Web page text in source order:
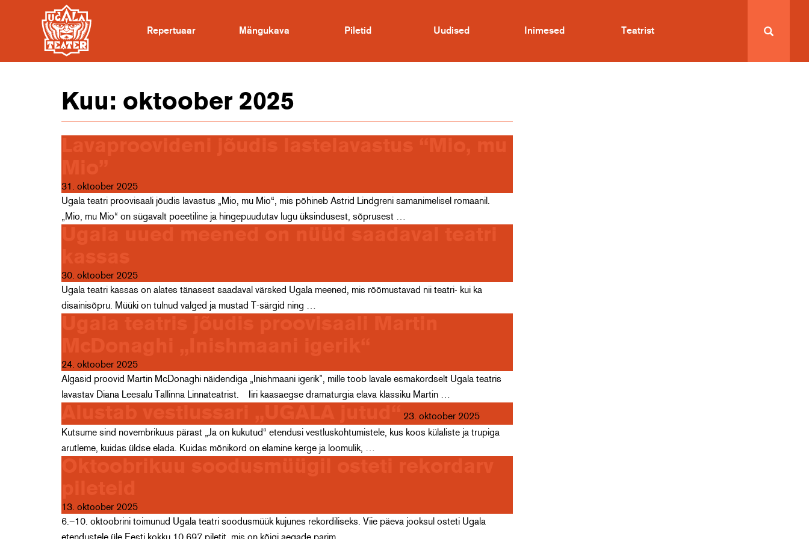
Repertuaar Mängukava Piletid Uudised Inimesed Teatrist
Kuu: oktoober 2025
31. oktoober 2025
Ugala teatri proovisaali jõudis lavastus „Mio, mu Mio“, mis põhineb Astrid Lindgreni samanimelisel romaanil.
„Mio, mu Mio“ on sügavalt poeetiline ja hingepuudutav lugu üksindusest, sõprusest …
30. oktoober 2025
Ugala teatri kassas on alates tänasest saadaval värsked Ugala meened, mis rõõmustavad nii teatri- kui ka
disainisõpru. Müüki on tulnud valged ja mustad T-särgid ning …
24. oktoober 2025
Algasid proovid Martin McDonaghi näidendiga „Inishmaani igerik”, mille toob lavale esmakordselt Ugala teatris
lavastav Diana Leesalu Tallinna Linnateatrist. Iiri kaasaegse dramaturgia elava klassiku Martin …
23. oktoober 2025
Kutsume sind novembrikuus pärast „Ja on kukutud“ etendusi vestluskohtumistele, kus koos külaliste ja trupiga
arutleme, kuidas üldse elada. Kuidas mõnikord on elamine kerge ja loomulik, …
13. oktoober 2025
6.–10. oktoobrini toimunud Ugala teatri soodusmüük kujunes rekordiliseks. Viie päeva jooksul osteti Ugala